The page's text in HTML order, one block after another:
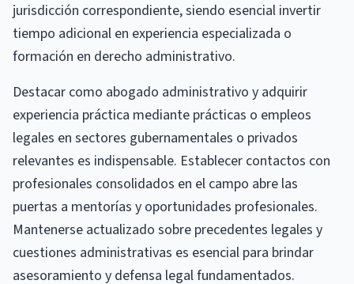
jurisdicción correspondiente, siendo esencial invertir
tiempo adicional en experiencia especializada o
formación en derecho administrativo.
Destacar como abogado administrativo y adquirir
experiencia práctica mediante prácticas o empleos
legales en sectores gubernamentales o privados
relevantes es indispensable. Establecer contactos con
profesionales consolidados en el campo abre las
puertas a mentorías y oportunidades profesionales.
Mantenerse actualizado sobre precedentes legales y
cuestiones administrativas es esencial para brindar
asesoramiento y defensa legal fundamentados.